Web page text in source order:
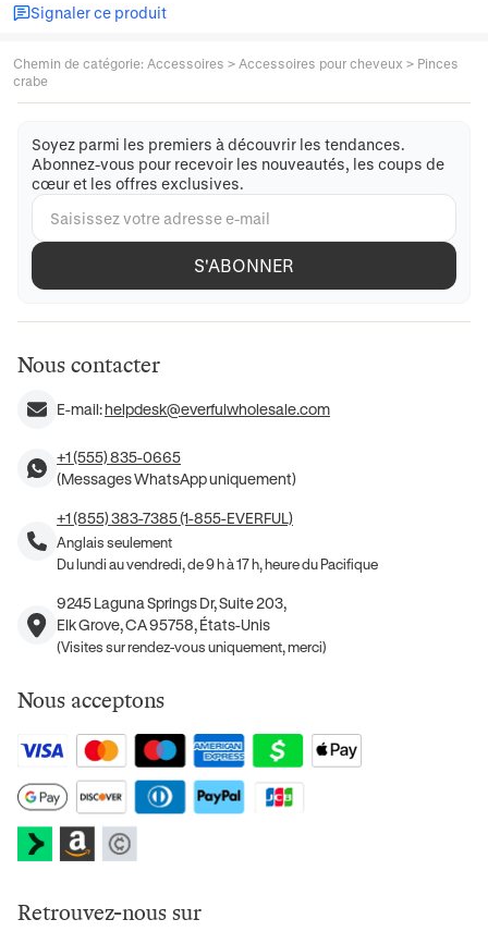
Signaler ce produit
Chemin de catégorie: Accessoires > Accessoires pour cheveux > Pinces
crabe
Soyez parmi les premiers à découvrir les tendances.
Abonnez-vous pour recevoir les nouveautés, les coups de
cœur et les offres exclusives.
S'ABONNER
Nous contacter
E-mail:helpdesk@everfulwholesale.com
+1 (555) 835-0665
(Messages WhatsApp uniquement)
+1 (855) 383-7385 (1-855-EVERFUL)
Anglais seulement
Du lundi au vendredi, de 9 h à 17 h, heure du Pacifique
9245 Laguna Springs Dr, Suite 203,
Elk Grove, CA 95758, États-Unis
(Visites sur rendez-vous uniquement, merci)
Nous acceptons
Retrouvez-nous sur